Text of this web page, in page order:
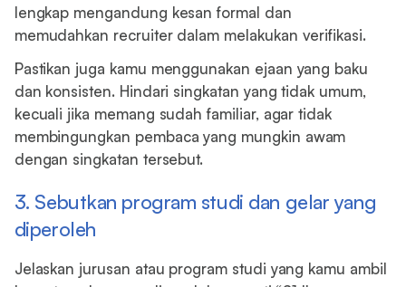
lengkap mengandung kesan formal dan
memudahkan recruiter dalam melakukan verifikasi.
Pastikan juga kamu menggunakan ejaan yang baku
dan konsisten. Hindari singkatan yang tidak umum,
kecuali jika memang sudah familiar, agar tidak
membingungkan pembaca yang mungkin awam
dengan singkatan tersebut.
3. Sebutkan program studi dan gelar yang
diperoleh
Jelaskan jurusan atau program studi yang kamu ambil